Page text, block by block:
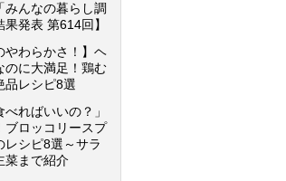
みんなの暮らし調
果発表 第614回】
やわらかさ！】ヘ
のに大満足！鶏む
品レシピ8選
べればいいの？」
ブロッコリースプ
レシピ8選～サラ
菜まで紹介